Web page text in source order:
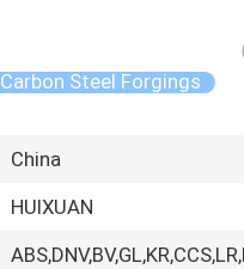
Carbon Steel Forgings
China
HUIXUAN